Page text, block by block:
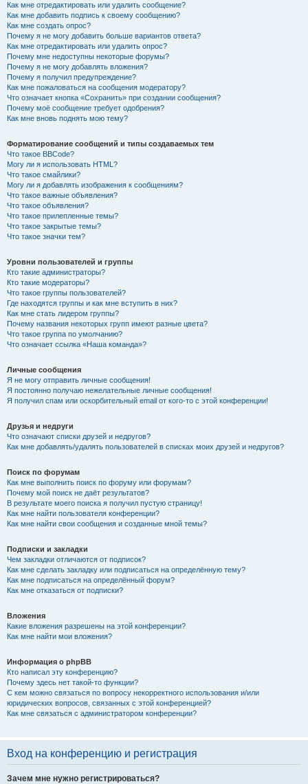
Как мне отредактировать или удалить сообщение?
Как мне добавить подпись к своему сообщению?
Как мне создать опрос?
Почему я не могу добавить больше вариантов ответа?
Как мне отредактировать или удалить опрос?
Почему мне недоступны некоторые форумы?
Почему я не могу добавлять вложения?
Почему я получил предупреждение?
Как мне пожаловаться на сообщения модератору?
Что означает кнопка «Сохранить» при создании сообщения?
Почему моё сообщение требует одобрения?
Как мне вновь поднять мою тему?
Форматирование сообщений и типы создаваемых тем
Что такое BBCode?
Могу ли я использовать HTML?
Что такое смайлики?
Могу ли я добавлять изображения к сообщениям?
Что такое важные объявления?
Что такое объявления?
Что такое прилепленные темы?
Что такое закрытые темы?
Что такое значки тем?
Уровни пользователей и группы
Кто такие администраторы?
Кто такие модераторы?
Что такое группы пользователей?
Где находятся группы и как мне вступить в них?
Как мне стать лидером группы?
Почему названия некоторых групп имеют разные цвета?
Что такое группа по умолчанию?
Что означает ссылка «Наша команда»?
Личные сообщения
Я не могу отправить личные сообщения!
Я постоянно получаю нежелательные личные сообщения!
Я получил спам или оскорбительный email от кого-то с этой конференции!
Друзья и недруги
Что означают списки друзей и недругов?
Как мне добавлять/удалять пользователей в списках моих друзей и недругов?
Поиск по форумам
Как мне выполнить поиск по форуму или форумам?
Почему мой поиск не даёт результатов?
В результате моего поиска я получил пустую страницу!
Как мне найти пользователя конференции?
Как мне найти свои сообщения и созданные мной темы?
Подписки и закладки
Чем закладки отличаются от подписок?
Как мне сделать закладку или подписаться на определённую тему?
Как мне подписаться на определённый форум?
Как мне отказаться от подписки?
Вложения
Какие вложения разрешены на этой конференции?
Как мне найти мои вложения?
Информация о phpBB
Кто написал эту конференцию?
Почему здесь нет такой-то функции?
С кем можно связаться по вопросу некорректного использования и/или
юридических вопросов, связанных с этой конференцией?
Как мне связаться с администратором конференции?
Вход на конференцию и регистрация
Зачем мне нужно регистрироваться?